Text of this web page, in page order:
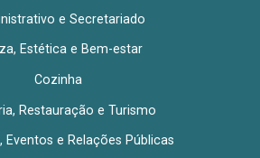
e Secretariado
Estética e Bem-estar
Cozinha
Restauração e Turismo
Eventos e Relações Públicas